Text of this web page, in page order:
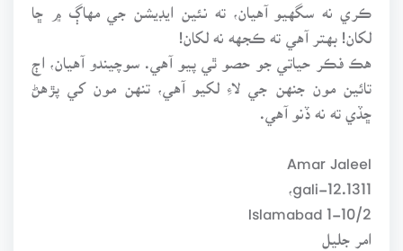
ڪري نه سگهيو آهيان، ته نئين ايڊيشن جي مهاڳ ۾ ڇا
لکان! بهتر آهي ته ڪجهه نه لکان!
هڪ فڪر حياتي جو حصو ٿي پيو آهي. سوچيندو آهيان، اڄ
تائين مون جنهن جي لاءِ لکيو آهي، تنهن مون کي پڙهڻ
ڇڏي ته نه ڏنو آهي.
Amar Jaleel
1311.gali-12،
1-10/2 Islamabad
امر جليل